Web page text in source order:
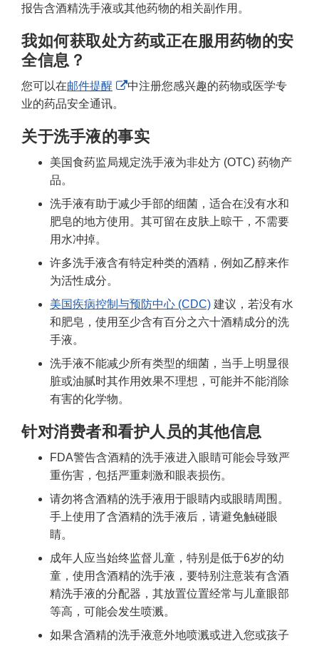
报告含酒精洗手液或其他药物的相关副作用。
我如何获取处方药或正在服用药物的安
全信息？
您可以在邮件提醒
External
中注册您感兴趣的药物或医学专
业的药品安全通讯。
关于洗手液的事实
美国食药监局规定洗手液为非处方 (OTC) 药物产
品。
洗手液有助于减少手部的细菌，适合在没有水和
肥皂的地方使用。其可留在皮肤上晾干，不需要
用水冲掉。
许多洗手液含有特定种类的酒精，例如乙醇来作
为活性成分。
美国疾病控制与预防中心 (CDC) 建议，若没有水
和肥皂，使用至少含有百分之六十酒精成分的洗
手液。
洗手液不能减少所有类型的细菌，当手上明显很
脏或油腻时其作用效果不理想，可能并不能消除
有害的化学物。
针对消费者和看护人员的其他信息
FDA警告含酒精的洗手液进入眼睛可能会导致严
重伤害，包括严重刺激和眼表损伤。
请勿将含酒精的洗手液用于眼睛内或眼睛周围。
手上使用了含酒精的洗手液后，请避免触碰眼
睛。
成年人应当始终监督儿童，特别是低于6岁的幼
童，使用含酒精的洗手液，要特别注意装有含酒
精洗手液的分配器，其放置位置经常与儿童眼部
等高，可能会发生喷溅。
如果含酒精的洗手液意外地喷溅或进入您或孩子